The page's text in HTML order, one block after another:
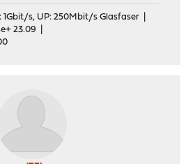
1Gbit/s, UP: 250Mbit/s Glasfaser |
23.09 |